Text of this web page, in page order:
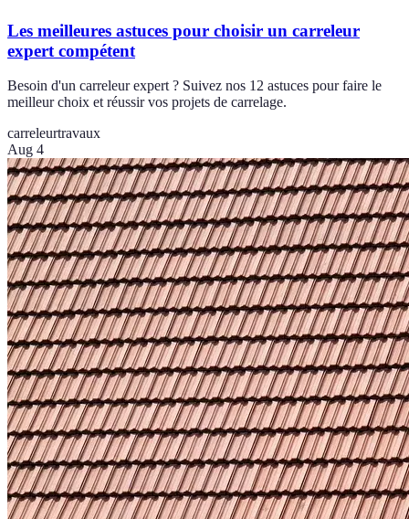
Les meilleures astuces pour choisir un carreleur
expert compétent
Besoin d'un carreleur expert ? Suivez nos 12 astuces pour faire le
meilleur choix et réussir vos projets de carrelage.
carreleurtravaux
Aug 4